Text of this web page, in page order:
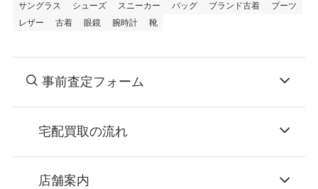
サングラス
シューズ スニーカー バッグ ブランド古着
ブーツ
レザー
古着 眼鏡 腕時計 靴
事前査定フォーム
宅配買取の流れ
お申込み
店舗案内